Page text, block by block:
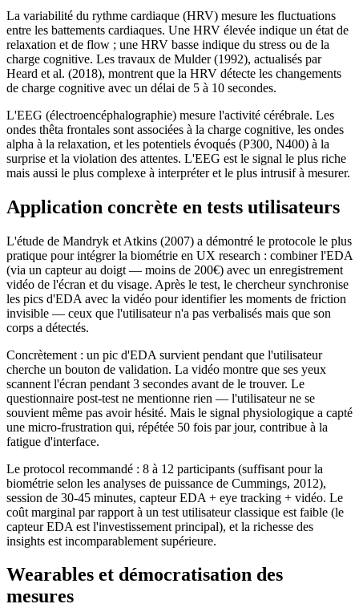
La variabilité du rythme cardiaque (HRV) mesure les fluctuations
entre les battements cardiaques. Une HRV élevée indique un état de
relaxation et de flow ; une HRV basse indique du stress ou de la
charge cognitive. Les travaux de Mulder (1992), actualisés par
Heard et al. (2018), montrent que la HRV détecte les changements
de charge cognitive avec un délai de 5 à 10 secondes.
L'EEG (électroencéphalographie) mesure l'activité cérébrale. Les
ondes thêta frontales sont associées à la charge cognitive, les ondes
alpha à la relaxation, et les potentiels évoqués (P300, N400) à la
surprise et la violation des attentes. L'EEG est le signal le plus riche
mais aussi le plus complexe à interpréter et le plus intrusif à mesurer.
Application concrète en tests utilisateurs
L'étude de Mandryk et Atkins (2007) a démontré le protocole le plus
pratique pour intégrer la biométrie en UX research : combiner l'EDA
(via un capteur au doigt — moins de 200€) avec un enregistrement
vidéo de l'écran et du visage. Après le test, le chercheur synchronise
les pics d'EDA avec la vidéo pour identifier les moments de friction
invisible — ceux que l'utilisateur n'a pas verbalisés mais que son
corps a détectés.
Concrètement : un pic d'EDA survient pendant que l'utilisateur
cherche un bouton de validation. La vidéo montre que ses yeux
scannent l'écran pendant 3 secondes avant de le trouver. Le
questionnaire post-test ne mentionne rien — l'utilisateur ne se
souvient même pas avoir hésité. Mais le signal physiologique a capté
une micro-frustration qui, répétée 50 fois par jour, contribue à la
fatigue d'interface.
Le protocol recommandé : 8 à 12 participants (suffisant pour la
biométrie selon les analyses de puissance de Cummings, 2012),
session de 30-45 minutes, capteur EDA + eye tracking + vidéo. Le
coût marginal par rapport à un test utilisateur classique est faible (le
capteur EDA est l'investissement principal), et la richesse des
insights est incomparablement supérieure.
Wearables et démocratisation des
mesures